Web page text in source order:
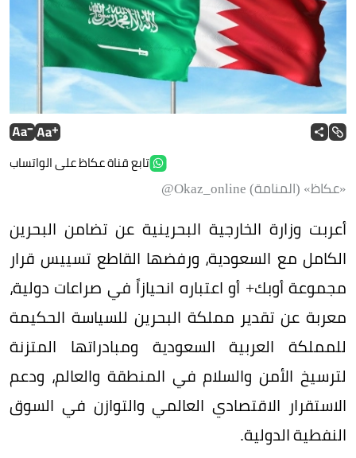
تابع قناة عكاظ على الواتساب
«عكاظ» (المنامة) Okaz_online@
أعربت وزارة الخارجية البحرينية عن تضامن البحرين
الكامل مع السعودية، ورفضها القاطع تسييس قرار
مجموعة أوبك+ أو اعتباره انحيازاً في صراعات دولية،
معربة عن تقدير مملكة البحرين للسياسة الحكيمة
للمملكة العربية السعودية ومبادراتها المتزنة
لترسيخ الأمن والسلام في المنطقة والعالم، ودعم
الاستقرار الاقتصادي العالمي والتوازن في السوق
النفطية الدولية.